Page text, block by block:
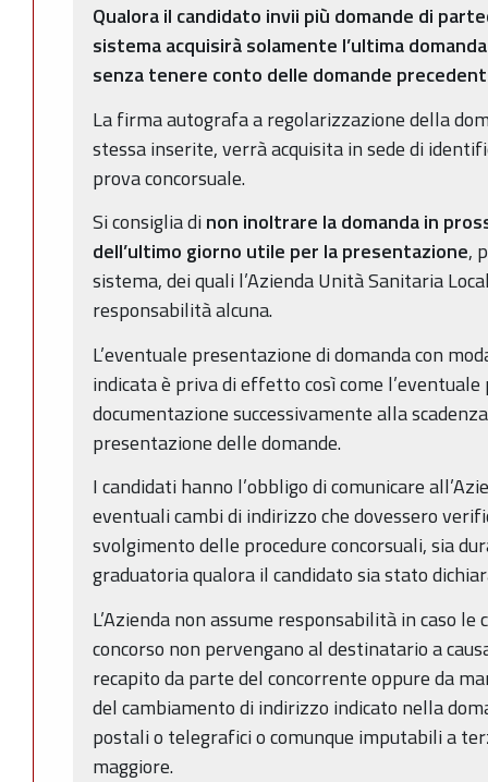
Qualora il candidato invii più domande di
sistema acquisirà solamente l’ultima
senza tenere conto delle domande
La firma autografa a regolarizzazione della
stessa inserite, verrà acquisita in sede di
prova concorsuale.
Si consiglia dinon inoltrare la domanda in
dell’ultimo giorno utile per la presentazione,
sistema, dei quali l’Azienda Unità Sanitaria
responsabilità alcuna.
L’eventuale presentazione di domanda con
indicata è priva di effetto così come
documentazione successivamente alla
presentazione delle domande.
I candidati hanno l’obbligo di comunicare
eventuali cambi di indirizzo che dovessero
svolgimento delle procedure concorsuali, sia
graduatoria qualora il candidato sia stato
L’Azienda non assume responsabilità in caso
concorso non pervengano al destinatario a
recapito da parte del concorrente oppure da
del cambiamento di indirizzo indicato nella
postali o telegrafici o comunque imputabili a
maggiore.